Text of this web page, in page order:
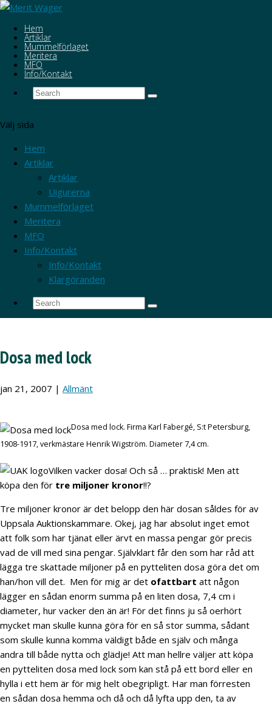
Hem
Artiklar
Mummelförlaget
Meritera
MFO
Info/Kontakt
Välj sida
Hem
Artiklar
Artiklar
Uigurerna
Mummelförlaget
Meritera
MFO
Info/Kontakt
Info/Kontakt
Klargöranden
Dosa med lock
jan 21, 2007 | Allmänt
Dosa med lock. Firma Karl Fabergé, S:t Petersburg,
1908-1917, verkmästare Henrik Wigström. Diameter 7,4 cm.
Vilken vacker dosa! Och så … praktisk! Men att
köpa den för tre miljoner kronor!!?
Tre miljoner kronor är det belopp den här dosan såldes för av
Uppsala Auktionskammare. Okej, jag har absolut inget emot
att folk som har tjänat eller ärvt en massa pengar gör precis
vad de vill med sina pengar. Självklart får den som har råd att
lägga tre skattade miljoner på en pytteliten dosa göra det om
han/hon vill det. Men för mig är det ofattbart att någon
lägger en sådan enorm summa på en liten dosa, 7,4 cm i
diameter, hur vacker den än är! För det finns ju så oerhört
mycket man skulle kunna göra för en så stor summa, sådant
som skulle kunna komma väldigt både en själv och många
andra till både nytta och glädje! Att man hellre väljer att köpa
en pytteliten dosa med lock som kan stå på ett bord eller en
hylla i ett hem är för mig helt obegripligt. Har man förresten
en sådan dosa hemma och då och då lyfta upp den, ta av